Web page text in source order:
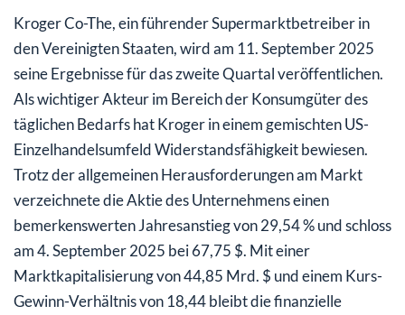
Kroger?
Wie ist die finanzielle Gesundheit von Kroger im
Vergleich zu anderen Unternehmen der Branche?
Was können Anleger vom bevorstehenden
Gewinnbericht von Kroger erwarten?
Kroger Co-The, ein führender Supermarktbetreiber in
den Vereinigten Staaten, wird am 11. September 2025
seine Ergebnisse für das zweite Quartal veröffentlichen.
Als wichtiger Akteur im Bereich der Konsumgüter des
täglichen Bedarfs hat Kroger in einem gemischten US-
Einzelhandelsumfeld Widerstandsfähigkeit bewiesen.
Trotz der allgemeinen Herausforderungen am Markt
verzeichnete die Aktie des Unternehmens einen
bemerkenswerten Jahresanstieg von 29,54 % und schloss
am 4. September 2025 bei 67,75 $. Mit einer
Marktkapitalisierung von 44,85 Mrd. $ und einem Kurs-
Gewinn-Verhältnis von 18,44 bleibt die finanzielle